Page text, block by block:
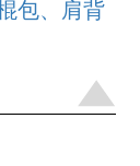
包、肩背